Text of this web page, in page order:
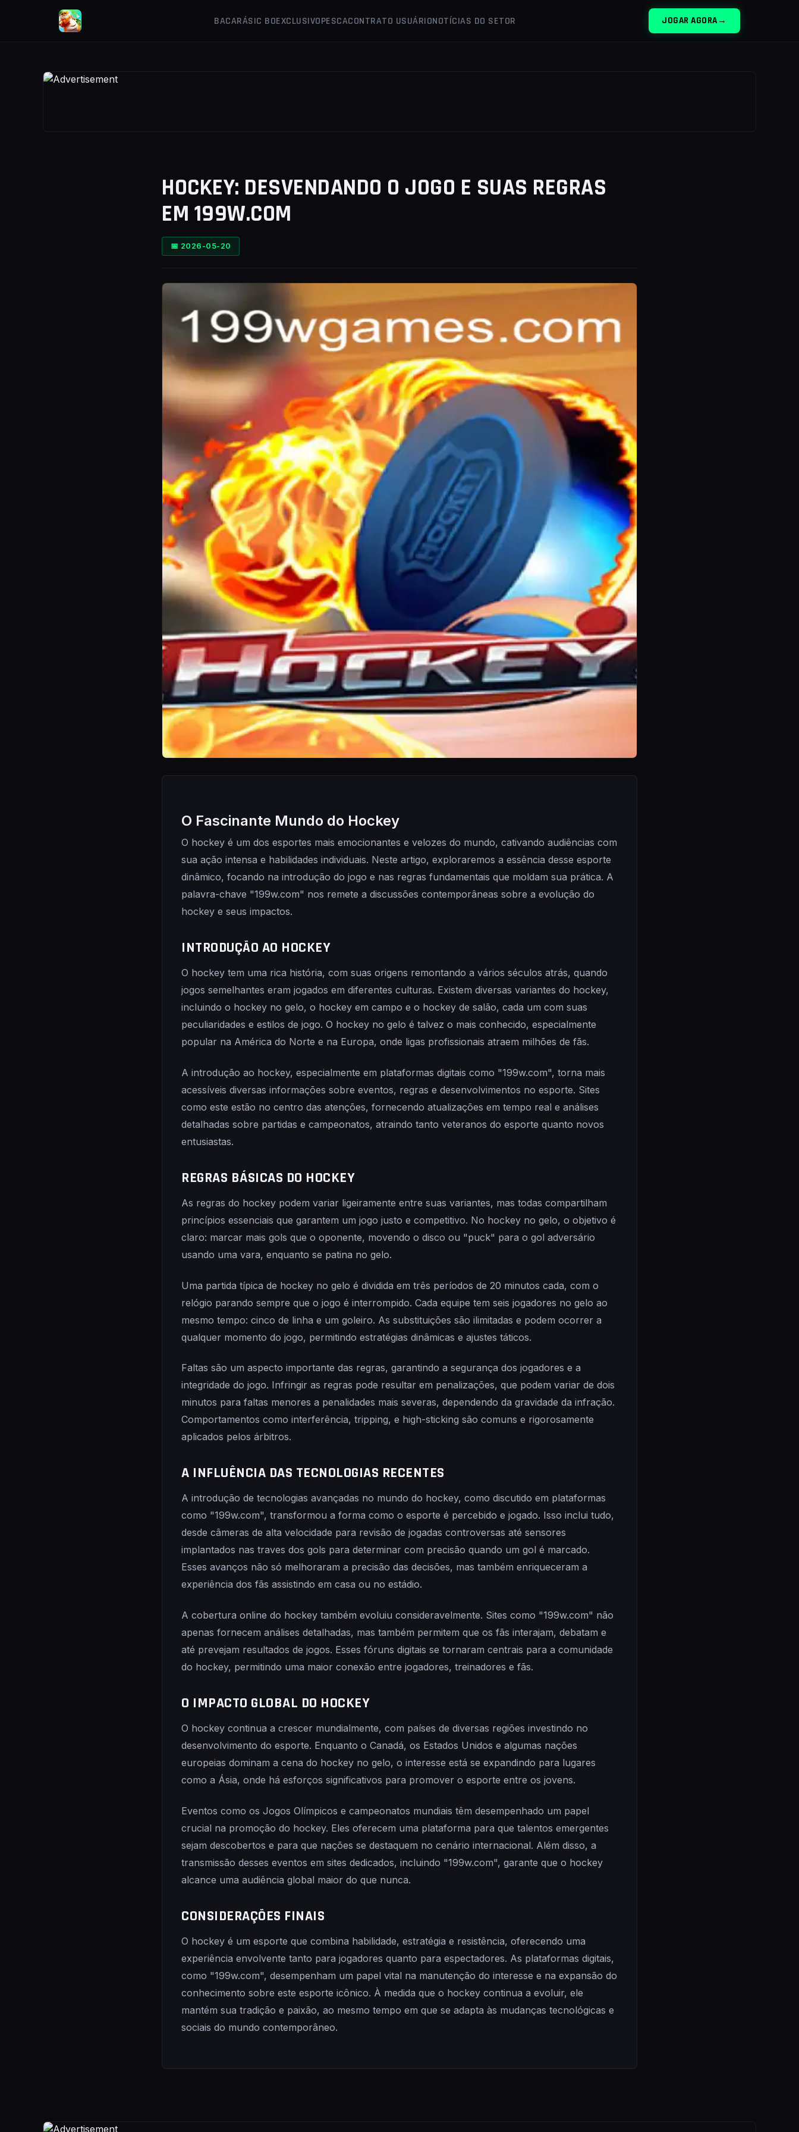
BACARÁSIC BOEXCLUSIVOPESCACONTRATO USUÁRIONOTÍCIAS DO SETOR JOGAR AGORA →
HOCKEY: DESVENDANDO O JOGO E SUAS REGRAS
EM 199W.COM
📅 2026-05-20
O Fascinante Mundo do Hockey
O hockey é um dos esportes mais emocionantes e velozes do mundo, cativando audiências com
sua ação intensa e habilidades individuais. Neste artigo, exploraremos a essência desse esporte
dinâmico, focando na introdução do jogo e nas regras fundamentais que moldam sua prática. A
palavra-chave "199w.com" nos remete a discussões contemporâneas sobre a evolução do
hockey e seus impactos.
INTRODUÇÃO AO HOCKEY
O hockey tem uma rica história, com suas origens remontando a vários séculos atrás, quando
jogos semelhantes eram jogados em diferentes culturas. Existem diversas variantes do hockey,
incluindo o hockey no gelo, o hockey em campo e o hockey de salão, cada um com suas
peculiaridades e estilos de jogo. O hockey no gelo é talvez o mais conhecido, especialmente
popular na América do Norte e na Europa, onde ligas profissionais atraem milhões de fãs.
A introdução ao hockey, especialmente em plataformas digitais como "199w.com", torna mais
acessíveis diversas informações sobre eventos, regras e desenvolvimentos no esporte. Sites
como este estão no centro das atenções, fornecendo atualizações em tempo real e análises
detalhadas sobre partidas e campeonatos, atraindo tanto veteranos do esporte quanto novos
entusiastas.
REGRAS BÁSICAS DO HOCKEY
As regras do hockey podem variar ligeiramente entre suas variantes, mas todas compartilham
princípios essenciais que garantem um jogo justo e competitivo. No hockey no gelo, o objetivo é
claro: marcar mais gols que o oponente, movendo o disco ou "puck" para o gol adversário
usando uma vara, enquanto se patina no gelo.
Uma partida típica de hockey no gelo é dividida em três períodos de 20 minutos cada, com o
relógio parando sempre que o jogo é interrompido. Cada equipe tem seis jogadores no gelo ao
mesmo tempo: cinco de linha e um goleiro. As substituições são ilimitadas e podem ocorrer a
qualquer momento do jogo, permitindo estratégias dinâmicas e ajustes táticos.
Faltas são um aspecto importante das regras, garantindo a segurança dos jogadores e a
integridade do jogo. Infringir as regras pode resultar em penalizações, que podem variar de dois
minutos para faltas menores a penalidades mais severas, dependendo da gravidade da infração.
Comportamentos como interferência, tripping, e high-sticking são comuns e rigorosamente
aplicados pelos árbitros.
A INFLUÊNCIA DAS TECNOLOGIAS RECENTES
A introdução de tecnologias avançadas no mundo do hockey, como discutido em plataformas
como "199w.com", transformou a forma como o esporte é percebido e jogado. Isso inclui tudo,
desde câmeras de alta velocidade para revisão de jogadas controversas até sensores
implantados nas traves dos gols para determinar com precisão quando um gol é marcado.
Esses avanços não só melhoraram a precisão das decisões, mas também enriqueceram a
experiência dos fãs assistindo em casa ou no estádio.
A cobertura online do hockey também evoluiu consideravelmente. Sites como "199w.com" não
apenas fornecem análises detalhadas, mas também permitem que os fãs interajam, debatam e
até prevejam resultados de jogos. Esses fóruns digitais se tornaram centrais para a comunidade
do hockey, permitindo uma maior conexão entre jogadores, treinadores e fãs.
O IMPACTO GLOBAL DO HOCKEY
O hockey continua a crescer mundialmente, com países de diversas regiões investindo no
desenvolvimento do esporte. Enquanto o Canadá, os Estados Unidos e algumas nações
europeias dominam a cena do hockey no gelo, o interesse está se expandindo para lugares
como a Ásia, onde há esforços significativos para promover o esporte entre os jovens.
Eventos como os Jogos Olímpicos e campeonatos mundiais têm desempenhado um papel
crucial na promoção do hockey. Eles oferecem uma plataforma para que talentos emergentes
sejam descobertos e para que nações se destaquem no cenário internacional. Além disso, a
transmissão desses eventos em sites dedicados, incluindo "199w.com", garante que o hockey
alcance uma audiência global maior do que nunca.
CONSIDERAÇÕES FINAIS
O hockey é um esporte que combina habilidade, estratégia e resistência, oferecendo uma
experiência envolvente tanto para jogadores quanto para espectadores. As plataformas digitais,
como "199w.com", desempenham um papel vital na manutenção do interesse e na expansão do
conhecimento sobre este esporte icônico. À medida que o hockey continua a evoluir, ele
mantém sua tradição e paixão, ao mesmo tempo em que se adapta às mudanças tecnológicas e
sociais do mundo contemporâneo.